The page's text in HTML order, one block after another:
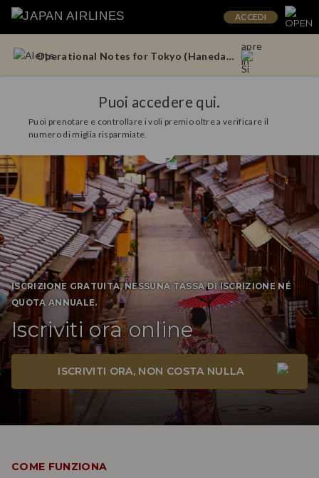
ACCEDI
Updates to the Handling of Power Banks Onboard Aircraft (From April 24, 2026)
Operational Notes for Tokyo (Haneda) – Doha Flights
Updates to the Handling of Power Banks Onboard Aircraft (From April 24, 2026)
Puoi accedere qui.
Puoi prenotare e controllare i voli premio oltre a verificare il
numero di miglia risparmiate.
ISCRIZIONE GRATUITA, NESSUNA TASSA DI ISCRIZIONE NÉ
QUOTA ANNUALE.
Iscriviti ora online
ISCRIVITI ORA, NON COSTA NULLA
COME FUNZIONA